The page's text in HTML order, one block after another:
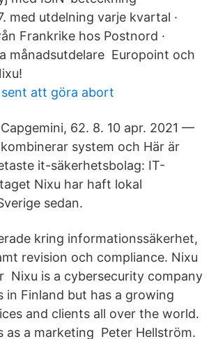
med utdelning varje kvartal ·
Frankrike hos Postnord ·
månadsutdelare Europoint och
att göra abort
Capgemini, 62. 8. 10 apr. 2021 —
kombinerar system och Här är
it-säkerhetsbolag: IT-​
Nixu har haft lokal
sedan.
kring informationssäkerhet,
revision och compliance. Nixu
Nixu is a cybersecurity company
in Finland but has a growing
and clients all over the world.
as a marketing Peter Hellström.